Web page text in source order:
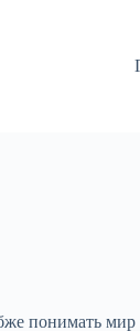
понимать мир